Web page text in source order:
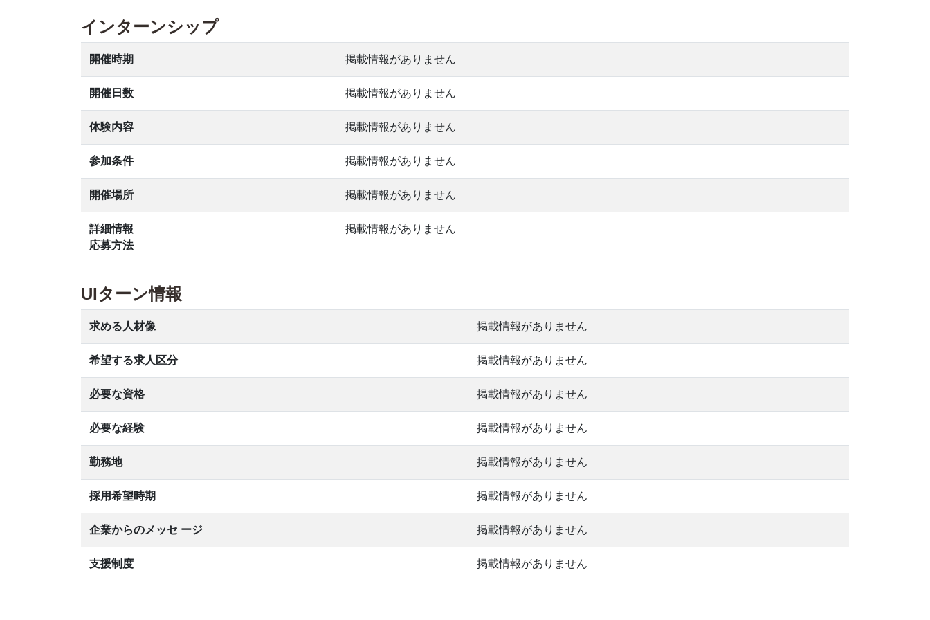
インターンシップ
開催時期 掲載情報がありません
開催日数 掲載情報がありません
体験内容 掲載情報がありません
参加条件 掲載情報がありません
開催場所 掲載情報がありません
詳細情報
応募方法
掲載情報がありません
UIターン情報
求める人材像 掲載情報がありません
希望する求人区分 掲載情報がありません
必要な資格 掲載情報がありません
必要な経験 掲載情報がありません
勤務地 掲載情報がありません
採用希望時期 掲載情報がありません
企業からのメッセ ージ 掲載情報がありません
支援制度 掲載情報がありません